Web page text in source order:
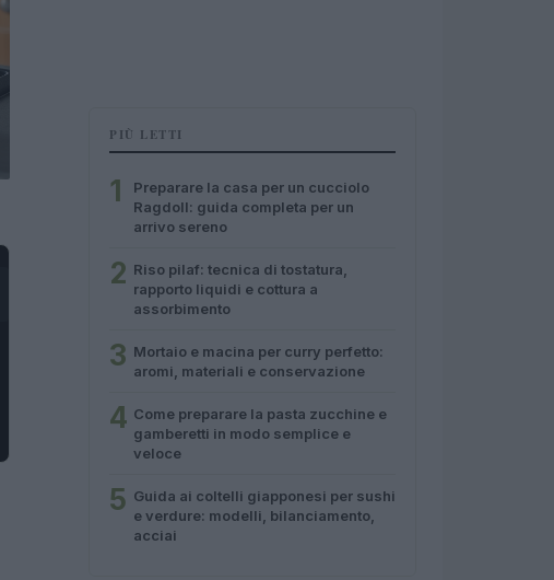
PIÙ LETTI
1
Preparare la casa per un cucciolo
Ragdoll: guida completa per un
arrivo sereno
2 Riso pilaf: tecnica di tostatura,
rapporto liquidi e cottura a
assorbimento
3 Mortaio e macina per curry perfetto:
aromi, materiali e conservazione
4 Come preparare la pasta zucchine e
gamberetti in modo semplice e
veloce
5 Guida ai coltelli giapponesi per sushi
e verdure: modelli, bilanciamento,
acciai